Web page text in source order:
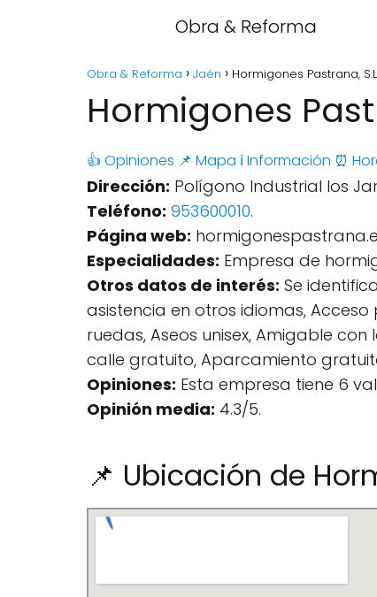
Obra & Reforma
Obra & Reforma Jaén Hormigones Pastrana,
Hormigones
👍 Opiniones 📌 Mapa ℹ️ Información ⏰
Dirección: Polígono Industrial los
Teléfono: 953600010.
Página web:
Especialidades: Empresa de
Otros datos de interés: Se
asistencia en otros idiomas,
ruedas, Aseos unisex, Amigable
calle gratuito, Aparcamiento
Opiniones: Esta empresa tiene 6
Opinión media: 4.3/5.
📌 Ubicación de